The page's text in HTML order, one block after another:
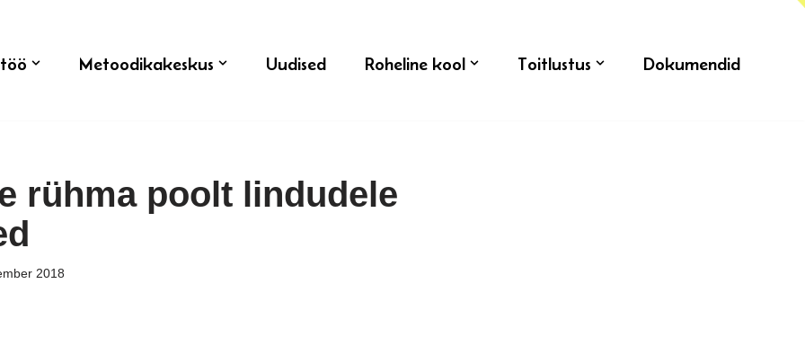
Metoodikakeskus Uudised Roheline kool Toitlustus
Dokumendid
rühma poolt lindudele
2018